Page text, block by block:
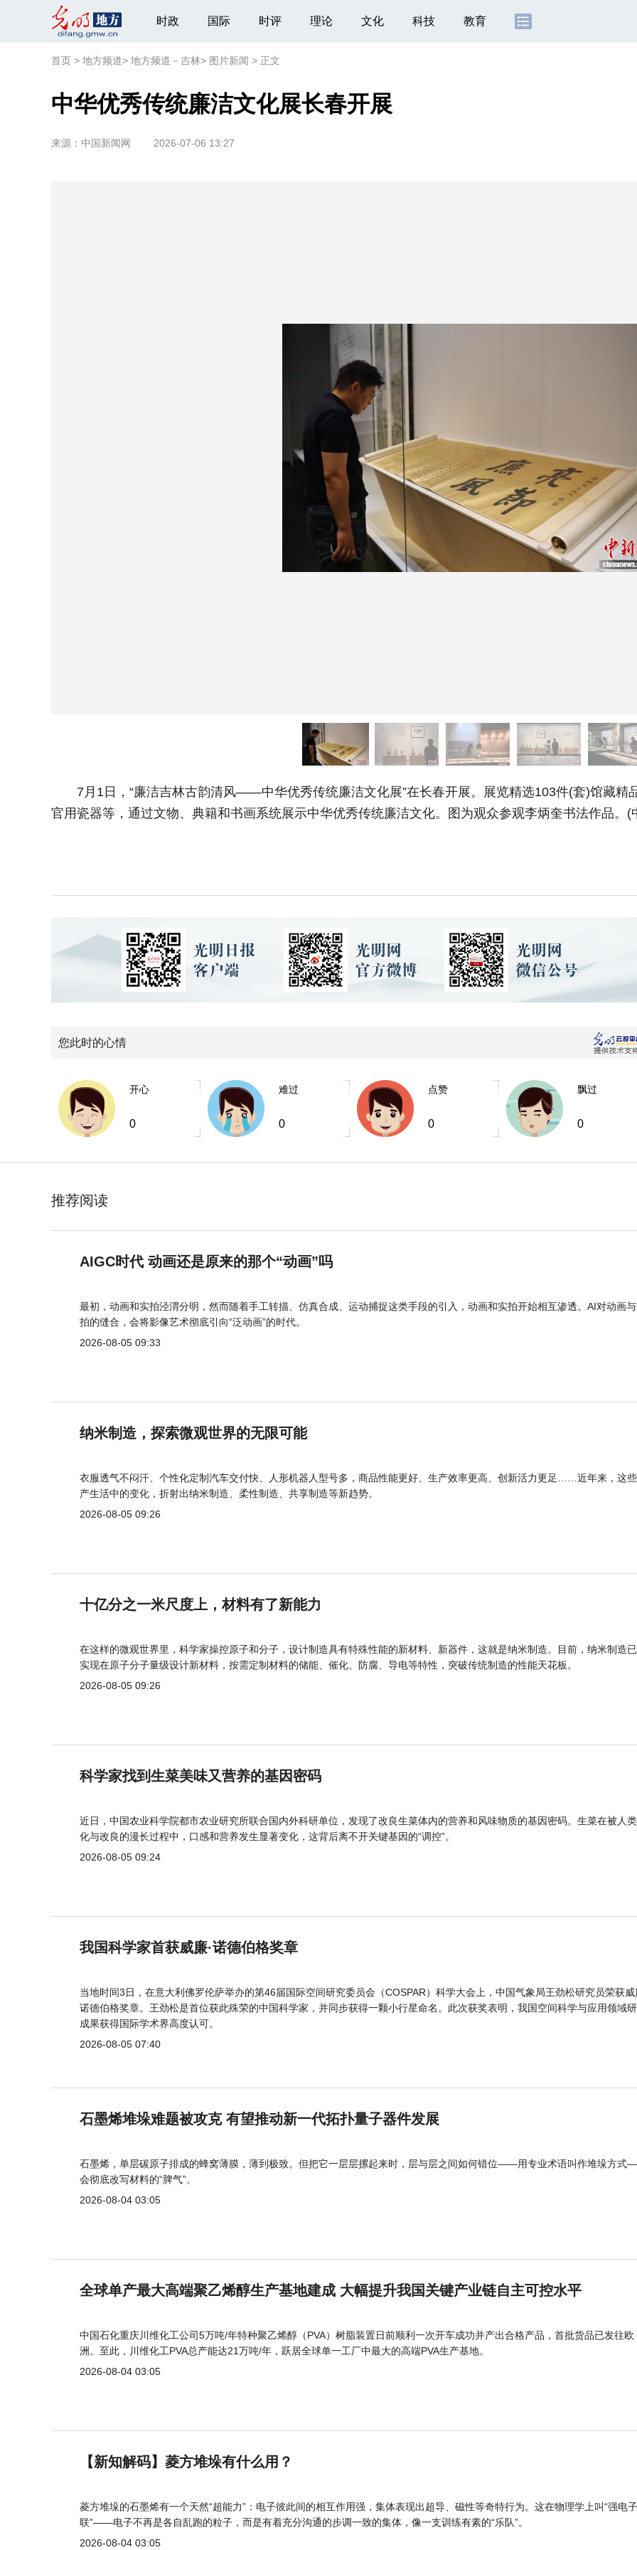
时政 国际 时评 理论 文化 科技 教育
首页 > 地方频道> 地方频道－吉林> 图片新闻 > 正文
中华优秀传统廉洁文化展长春开展
来源： 中国新闻网 2026-07-06 13:27
7月1日，“廉洁吉林古韵清风——中华优秀传统廉洁文化展”在长春开展。展览精选103件(套)馆藏精
官用瓷器等，通过文物、典籍和书画系统展示中华优秀传统廉洁文化。图为观众参观李炳奎书法作品。(
您此时的心情
开心
0
难过
0
点赞
0
飘过
0
推荐阅读
AIGC时代 动画还是原来的那个“动画”吗
最初，动画和实拍泾渭分明，然而随着手工转描、仿真合成、运动捕捉这类手段的引入，动画和实拍开始相互渗透。AI对动画
拍的缝合，会将影像艺术彻底引向“泛动画”的时代。
2026-08-05 09:33
纳米制造，探索微观世界的无限可能
衣服透气不闷汗、个性化定制汽车交付快、人形机器人型号多，商品性能更好、生产效率更高、创新活力更足……近年来，这
产生活中的变化，折射出纳米制造、柔性制造、共享制造等新趋势。
2026-08-05 09:26
十亿分之一米尺度上，材料有了新能力
在这样的微观世界里，科学家操控原子和分子，设计制造具有特殊性能的新材料、新器件，这就是纳米制造。目前，纳米制造
实现在原子分子量级设计新材料，按需定制材料的储能、催化、防腐、导电等特性，突破传统制造的性能天花板。
2026-08-05 09:26
科学家找到生菜美味又营养的基因密码
近日，中国农业科学院都市农业研究所联合国内外科研单位，发现了改良生菜体内的营养和风味物质的基因密码。生菜在被人
化与改良的漫长过程中，口感和营养发生显著变化，这背后离不开关键基因的“调控”。
2026-08-05 09:24
我国科学家首获威廉·诺德伯格奖章
当地时间3日，在意大利佛罗伦萨举办的第46届国际空间研究委员会（COSPAR）科学大会上，中国气象局王劲松研究员荣获威
诺德伯格奖章。王劲松是首位获此殊荣的中国科学家，并同步获得一颗小行星命名。此次获奖表明，我国空间科学与应用领域
成果获得国际学术界高度认可。
2026-08-05 07:40
石墨烯堆垛难题被攻克 有望推动新一代拓扑量子器件发展
石墨烯，单层碳原子排成的蜂窝薄膜，薄到极致。但把它一层层摞起来时，层与层之间如何错位——用专业术语叫作堆垛方
会彻底改写材料的“脾气”。
2026-08-04 03:05
全球单产最大高端聚乙烯醇生产基地建成 大幅提升我国关键产业链自主可控水平
中国石化重庆川维化工公司5万吨/年特种聚乙烯醇（PVA）树脂装置日前顺利一次开车成功并产出合格产品，首批货品已发往欧
洲。至此，川维化工PVA总产能达21万吨/年，跃居全球单一工厂中最大的高端PVA生产基地。
2026-08-04 03:05
【新知解码】菱方堆垛有什么用？
菱方堆垛的石墨烯有一个天然“超能力”：电子彼此间的相互作用强，集体表现出超导、磁性等奇特行为。这在物理学上叫“强电
联”——电子不再是各自乱跑的粒子，而是有着充分沟通的步调一致的集体，像一支训练有素的“乐队”。
2026-08-04 03:05